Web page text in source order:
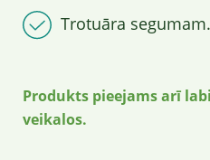
Trotuāra segumam.
Produkts pieejams arī
veikalos.